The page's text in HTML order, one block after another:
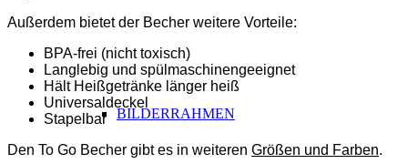
BILDERRAHMEN
Außerdem bietet der Becher weitere Vorteile:
BPA-frei (nicht toxisch)
Langlebig und spülmaschinengeeignet
Hält Heißgetränke länger heiß
Universaldeckel
Stapelbar
Den To Go Becher gibt es in weiteren Größen und Farben.